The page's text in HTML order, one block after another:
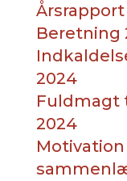
Årsrapport
Beretning
2024
Fuldmagt
2024